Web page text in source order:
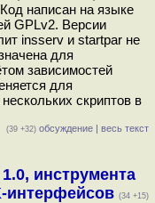
написан на языке
GPLv2. Версии
insserv и startpar не
для
зависимостей
для
скриптов в
(39 +32) обсуждение | весь текст
инструмента
интерфейсов (34 +15)